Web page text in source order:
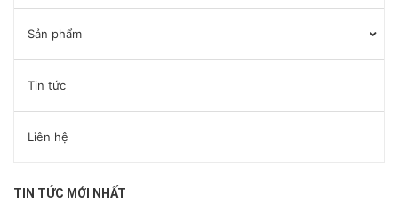
Sản phẩm
Tin tức
Liên hệ
TIN TỨC MỚI NHẤT